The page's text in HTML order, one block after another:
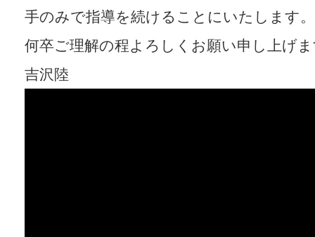
手のみで指導を続けることにいたします。
何卒ご理解の程よろしくお願い申し上げ
吉沢陸